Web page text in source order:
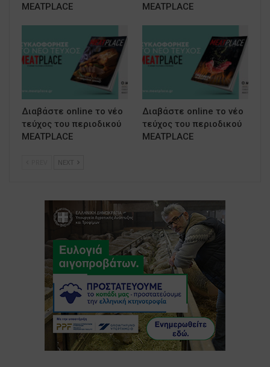
MEATPLACE
MEATPLACE
Διαβάστε online το νέο
τεύχος του περιοδικού
MEATPLACE
Διαβάστε online το νέο
τεύχος του περιοδικού
MEATPLACE
NEXT